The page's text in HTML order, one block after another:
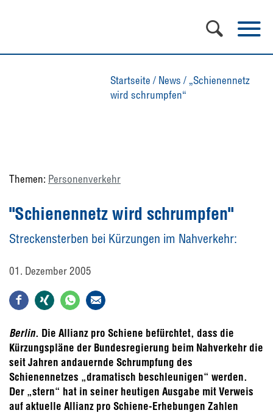
Startseite / News / „Schienennetz
wird schrumpfen“
Themen: Personenverkehr
"Schienennetz wird schrumpfen"
Streckensterben bei Kürzungen im Nahverkehr:
01. Dezember 2005
Berlin. Die Allianz pro Schiene befürchtet, dass die
Kürzungspläne der Bundesregierung beim Nahverkehr die
seit Jahren andauernde Schrumpfung des
Schienennetzes „dramatisch beschleunigen“ werden.
Der „stern“ hat in seiner heutigen Ausgabe mit Verweis
auf aktuelle Allianz pro Schiene-Erhebungen Zahlen